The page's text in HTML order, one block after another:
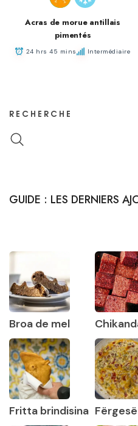
Acras de morue antillais
pimentés
24 hrs 45 mins Intermédiaire
RECHERCHE
GUIDE : LES DERNIERS
Broa de mel
Fritta brindisina